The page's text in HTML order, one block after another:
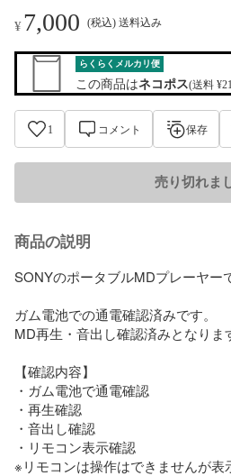
¥7,000 (税込) 送料込み
らくらくメルカリ便
この商品はネコポス(送料
1 コメント 保存
売り切れま
商品の説明
SONYのポータブルMDプレーヤー
ガム電池での通電確認済みです。
MD再生・音出し確認済みとなりま
【確認内容】
・ガム電池で通電確認
・再生確認
・音出し確認
・リモコン表示確認
※リモコンは操作はできませんが表